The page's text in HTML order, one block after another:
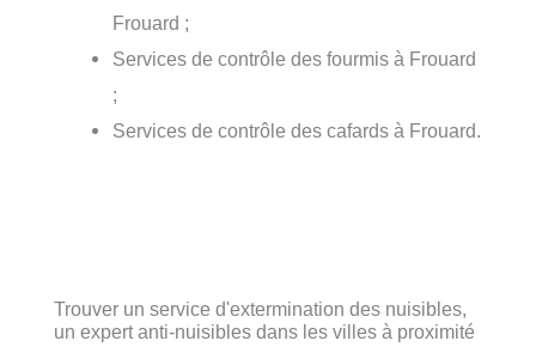
Frouard ;
Services de contrôle des fourmis à Frouard
;
Services de contrôle des cafards à Frouard.
Trouver un service d'extermination des nuisibles,
un expert anti-nuisibles dans les villes à proximité